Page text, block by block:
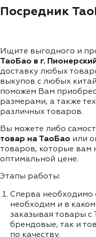
Посредник
Ищите выгодного и
ТаоБао в г.
доставку любых
выкупов с любых
поможем Вам
размерами, а также
различных товаров.
Вы можете либо
товар на ТаоБао или
товаров, которые вам
оптимальной цене.
Этапы работы:
Сперва необходимо
необходим и в
заказывая товары
брендовые, так и
по качеству.